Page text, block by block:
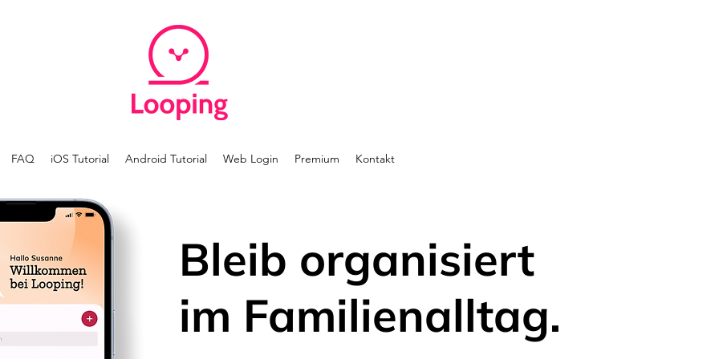
FAQ iOS Tutorial Android Tutorial Web Login Premium Kontakt
Bleib organisiert
im Familienalltag.